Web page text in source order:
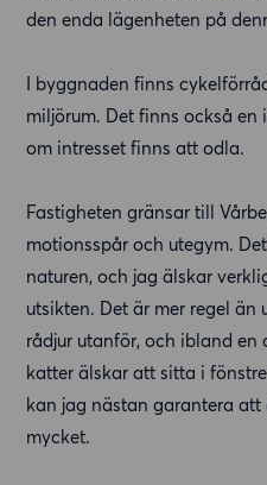
den enda lägenheten på
I byggnaden finns
miljörum. Det finns också
om intresset finns att odla.
Fastigheten gränsar till
motionsspår och utegym.
naturen, och jag älskar
utsikten. Det är mer regel
rådjur utanför, och ibland en
katter älskar att sitta i
kan jag nästan garantera
mycket.